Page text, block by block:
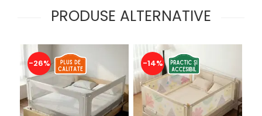
Stickere decorative
Covorase de joaca
Ingrijire adulti
Siguranta animale companie
PRODUSE ALTERNATIVE
-26% -14%